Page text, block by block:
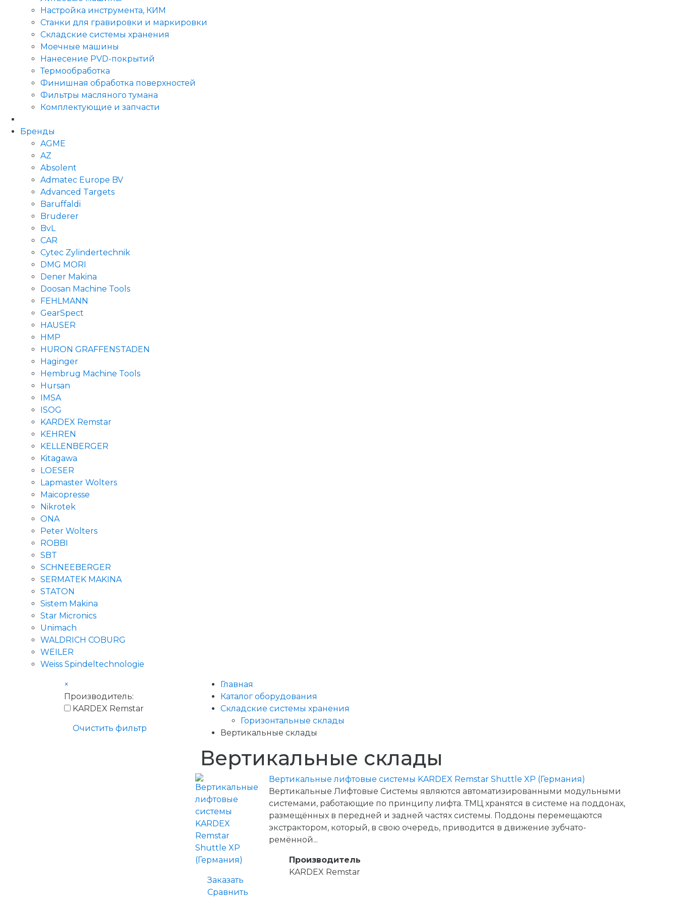
Настройка инструмента, КИМ
Станки для гравировки и маркировки
Складские системы хранения
Моечные машины
Нанесение PVD-покрытий
Термообработка
Финишная обработка поверхностей
Фильтры масляного тумана
Комплектующие и запчасти
Бренды
AGME
AZ
Absolent
Admatec Europe BV
Advanced Targets
Baruffaldi
Bruderer
BvL
CAR
Cytec Zylindertechnik
DMG MORI
Dener Makina
Doosan Machine Tools
FEHLMANN
GearSpect
HAUSER
HMP
HURON GRAFFENSTADEN
Haginger
Hembrug Machine Tools
Hursan
IMSA
ISOG
KARDEX Remstar
KEHREN
KELLENBERGER
Kitagawa
LOESER
Lapmaster Wolters
Maicopresse
Nikrotek
ONA
Peter Wolters
ROBBI
SBT
SCHNEEBERGER
SERMATEK MAKINA
STATON
Sistem Makina
Star Micronics
Unimach
WALDRICH COBURG
WEILER
Weiss Spindeltechnologie
×
Производитель:
KARDEX Remstar
Очистить фильтр
Главная
Каталог оборудования
Складские системы хранения
Горизонтальные склады
Вертикальные склады
Вертикальные склады
Заказать
Сравнить
Вертикальные лифтовые системы KARDEX Remstar Shuttle XP (Германия)
Вертикальные Лифтовые Системы являются автоматизированными модульными
системами, работающие по принципу лифта. ТМЦ хранятся в системе на поддонах,
размещённых в передней и задней частях системы. Поддоны перемещаются
экстрактором, который, в свою очередь, приводится в движение зубчато-
ремённой...
Производитель
KARDEX Remstar